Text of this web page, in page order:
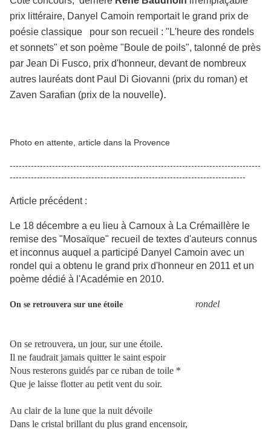
prix littéraire, Danyel Camoin remportait le grand prix de
poésie classique pour son recueil : "L'heure des rondels
et sonnets" et son poème "Boule de poils", talonné de près
par Jean Di Fusco, prix d'honneur, devant de nombreux
autres lauréats dont Paul Di Giovanni (prix du roman) et
Zaven Sarafian (prix de la nouvelle).
Photo en attente, article dans la Provence
-----------------------------------------------------------------------------------
------------------------------------------------------------------------------
Article précédent :
Le 18 décembre a eu lieu à Carnoux à La Crémaillère le
remise des "Mosaïque" recueil de textes d'auteurs connus
et inconnus auquel a participé Danyel Camoin avec un
rondel qui a obtenu le grand prix d'honneur en 2011 et un
poème dédié à l'Académie en 2010.
On se retrouvera sur une étoile rondel
On se retrouvera, un jour, sur une étoile.
Il ne faudrait jamais quitter le saint espoir
Nous resterons guidés par ce ruban de toile *
Que je laisse flotter au petit vent du soir.
Au clair de la lune que la nuit dévoile
Dans le cristal brillant du plus grand encensoir,